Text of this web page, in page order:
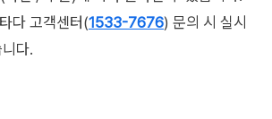
다 고객센터(1533-7676) 문의 시 실시
다.